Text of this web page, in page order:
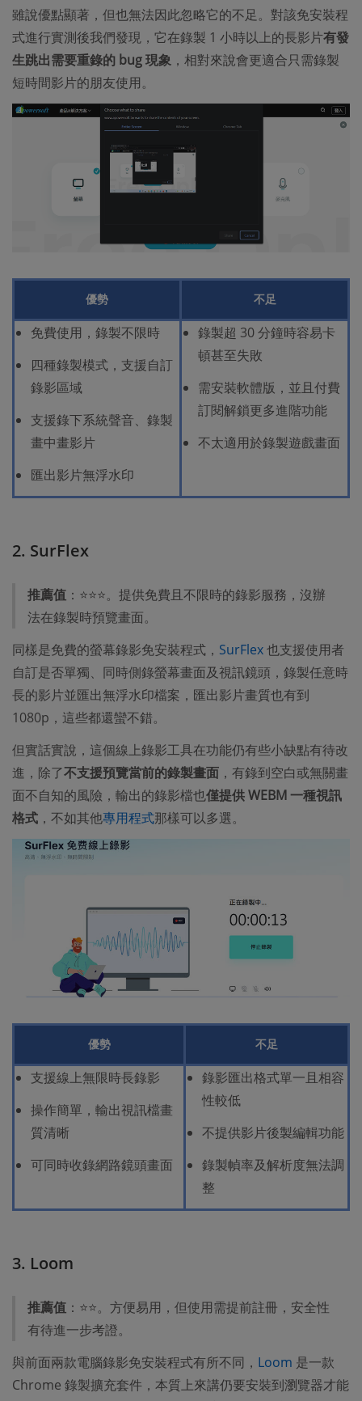
雖說優點顯著，但也無法因此忽略它的不足。對該免安裝程
式進行實測後我們發現，它在錄製 1 小時以上的長影片有發
生跳出需要重錄的 bug 現象 ，相對來說會更適合只需錄製
短時間影片的朋友使用。
優勢 不足
免費使用，錄製不限時
四種錄製模式，支援自訂
錄影區域
支援錄下系統聲音、錄製
畫中畫影片
匯出影片無浮水印
錄製超 30 分鐘時容易卡
頓甚至失敗
需安裝軟體版，並且付費
訂閱解鎖更多進階功能
不太適用於錄製遊戲畫面
2. SurFlex
推薦值 ：⭐⭐⭐。提供免費且不限時的錄影服務，沒辦
法在錄製時預覽畫面。
同樣是免費的螢幕錄影免安裝程式， SurFlex也支援使用者
自訂是否單獨、同時側錄螢幕畫面及視訊鏡頭，錄製任意時
長的影片並匯出無浮水印檔案，匯出影片畫質也有到
1080p，這些都還蠻不錯。
但實話實說，這個線上錄影工具在功能仍有些小缺點有待改
進，除了不支援預覽當前的錄製畫面 ，有錄到空白或無關畫
面不自知的風險，輸出的錄影檔也僅提供 WEBM 一種視訊
格式 ，不如其他專用程式那樣可以多選。
優勢 不足
支援線上無限時長錄影
操作簡單，輸出視訊檔畫
質清晰
可同時收錄網路鏡頭畫面
錄影匯出格式單一且相容
性較低
不提供影片後製編輯功能
錄製幀率及解析度無法調
整
3. Loom
推薦值 ：⭐⭐。方便易用，但使用需提前註冊，安全性
有待進一步考證。
與前面兩款電腦錄影免安裝程式有所不同， Loom 是一款
Chrome 錄製擴充套件，本質上來講仍要安裝到瀏覽器才能